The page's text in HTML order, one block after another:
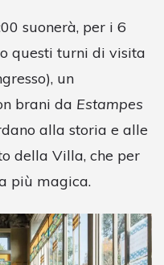
suonerà, per i 6
questi turni di visita
un
brani da Estampes
alla storia e alle
della Villa, che per
più magica.